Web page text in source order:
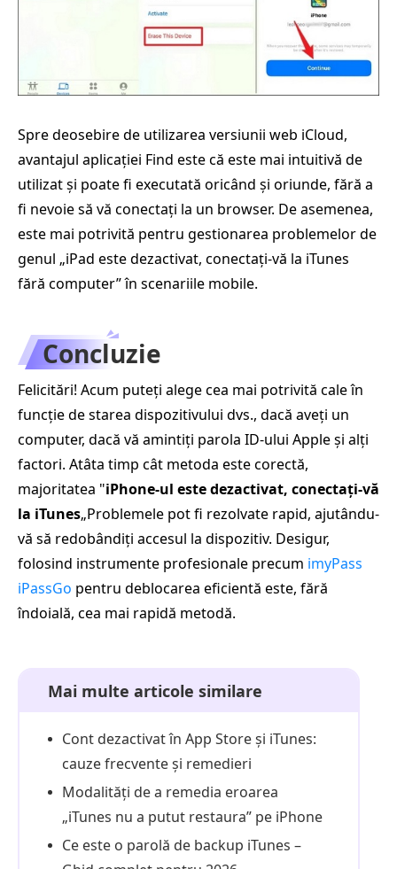
Spre deosebire de utilizarea versiunii web iCloud,
avantajul aplicației Find este că este mai intuitivă de
utilizat și poate fi executată oricând și oriunde, fără a
fi nevoie să vă conectați la un browser. De asemenea,
este mai potrivită pentru gestionarea problemelor de
genul „iPad este dezactivat, conectați-vă la iTunes
fără computer” în scenariile mobile.
Concluzie
Felicitări! Acum puteți alege cea mai potrivită cale în
funcție de starea dispozitivului dvs., dacă aveți un
computer, dacă vă amintiți parola ID-ului Apple și alți
factori. Atâta timp cât metoda este corectă,
majoritatea "iPhone-ul este dezactivat, conectați-vă
la iTunes„Problemele pot fi rezolvate rapid, ajutându-
vă să redobândiți accesul la dispozitiv. Desigur,
folosind instrumente profesionale precum imyPass
iPassGo pentru deblocarea eficientă este, fără
îndoială, cea mai rapidă metodă.
Mai multe articole similare
Cont dezactivat în App Store și iTunes:
cauze frecvente și remedieri
Modalități de a remedia eroarea
„iTunes nu a putut restaura” pe iPhone
Ce este o parolă de backup iTunes –